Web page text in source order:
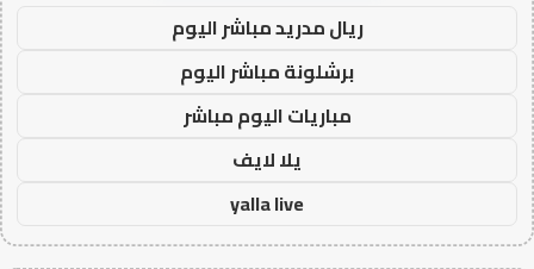
ريال مدريد مباشر اليوم
برشلونة مباشر اليوم
مباريات اليوم مباشر
يلا لايف
yalla live